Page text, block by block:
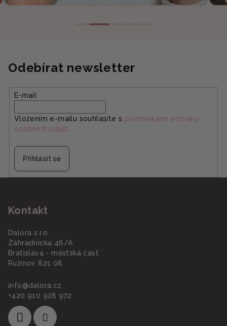
Odebírat newsletter
E-mail
Vložením e-mailu souhlasíte s podmínkami ochrany
osobních údajů
Přihlásit se
Kontakt
Dalora s.r.o.
Záhradnícka 46/A
Bratislava - městská část
Ružinov 821 08
info@dalora.cz
+420 910 928 972